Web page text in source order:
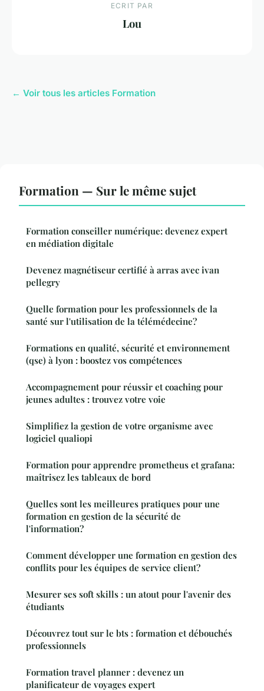
ECRIT PAR
Lou
← Voir tous les articles Formation
Formation — Sur le même sujet
Formation conseiller numérique: devenez expert
en médiation digitale
Devenez magnétiseur certifié à arras avec ivan
pellegry
Quelle formation pour les professionnels de la
santé sur l'utilisation de la télémédecine?
Formations en qualité, sécurité et environnement
(qse) à lyon : boostez vos compétences
Accompagnement pour réussir et coaching pour
jeunes adultes : trouvez votre voie
Simplifiez la gestion de votre organisme avec
logiciel qualiopi
Formation pour apprendre prometheus et grafana:
maîtrisez les tableaux de bord
Quelles sont les meilleures pratiques pour une
formation en gestion de la sécurité de
l'information?
Comment développer une formation en gestion des
conflits pour les équipes de service client?
Mesurer ses soft skills : un atout pour l'avenir des
étudiants
Découvrez tout sur le bts : formation et débouchés
professionnels
Formation travel planner : devenez un
planificateur de voyages expert